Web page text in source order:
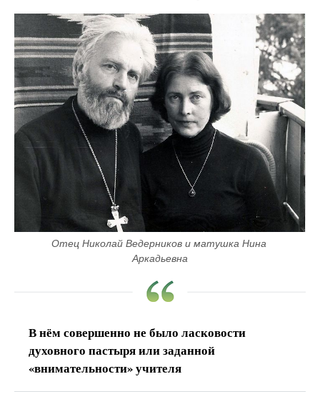
Отец Николай Ведерников и матушка Нина
Аркадьевна
В нём совершенно не было ласковости
духовного пастыря или заданной
«внимательности» учителя